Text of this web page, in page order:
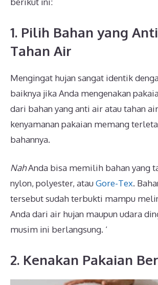
1. Pilih Bahan yang
Tahan Air
Mengingat hujan sangat identik
baiknya jika Anda mengenakan
dari bahan yang anti air atau tahan
kenyamanan pakaian memang
bahannya.
NahAnda bisa memilih bahan yang
nylon, polyester, atauGore-Tex.
tersebut sudah terbukti mampu
Anda dari air hujan maupun udara
musim ini berlangsung. ‘
2. Kenakan Pakaian